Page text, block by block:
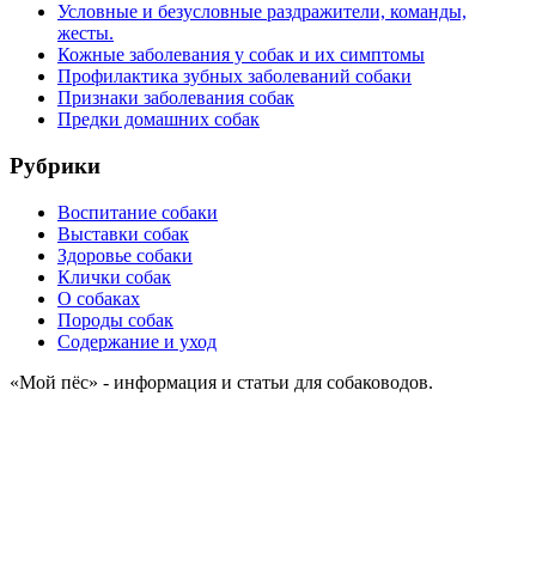
Условные и безусловные раздражители, команды,
жесты.
Кожные заболевания у собак и их симптомы
Профилактика зубных заболеваний собаки
Признаки заболевания собак
Предки домашних собак
Рубрики
Воспитание собаки
Выставки собак
Здоровье собаки
Клички собак
О собаках
Породы собак
Содержание и уход
«Мой пёс» - информация и статьи для собаководов.